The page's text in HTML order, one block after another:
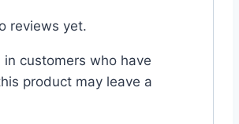
reviews yet.
in customers who have
product may leave a